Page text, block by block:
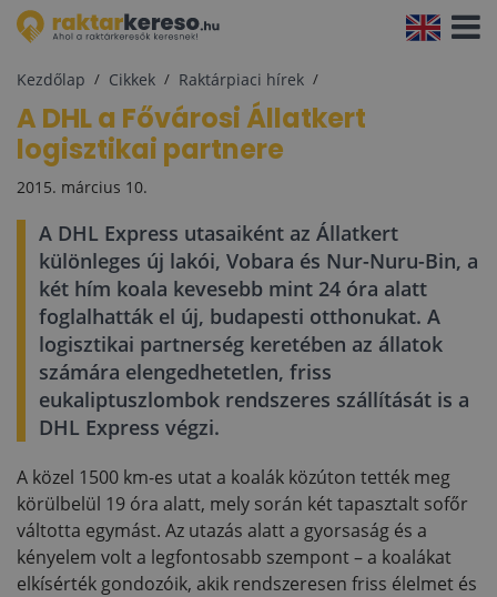
Kezdőlap Cikkek Raktárpiaci hírek
A DHL a Fővárosi Állatkert
logisztikai partnere
2015. március 10.
A DHL Express utasaiként az Állatkert
különleges új lakói, Vobara és Nur-Nuru-Bin, a
két hím koala kevesebb mint 24 óra alatt
foglalhatták el új, budapesti otthonukat. A
logisztikai partnerség keretében az állatok
számára elengedhetetlen, friss
eukaliptuszlombok rendszeres szállítását is a
DHL Express végzi.
A közel 1500 km-es utat a koalák közúton tették meg
körülbelül 19 óra alatt, mely során két tapasztalt sofőr
váltotta egymást. Az utazás alatt a gyorsaság és a
kényelem volt a legfontosabb szempont – a koalákat
elkísérték gondozóik, akik rendszeresen friss élelmet és